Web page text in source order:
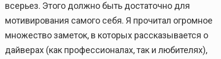
всерьез. Этого должно быть достаточно для
мотивирования самого себя. Я прочитал огромное
множество заметок, в которых рассказывается о
дайверах (как профессионалах, так и любителях),